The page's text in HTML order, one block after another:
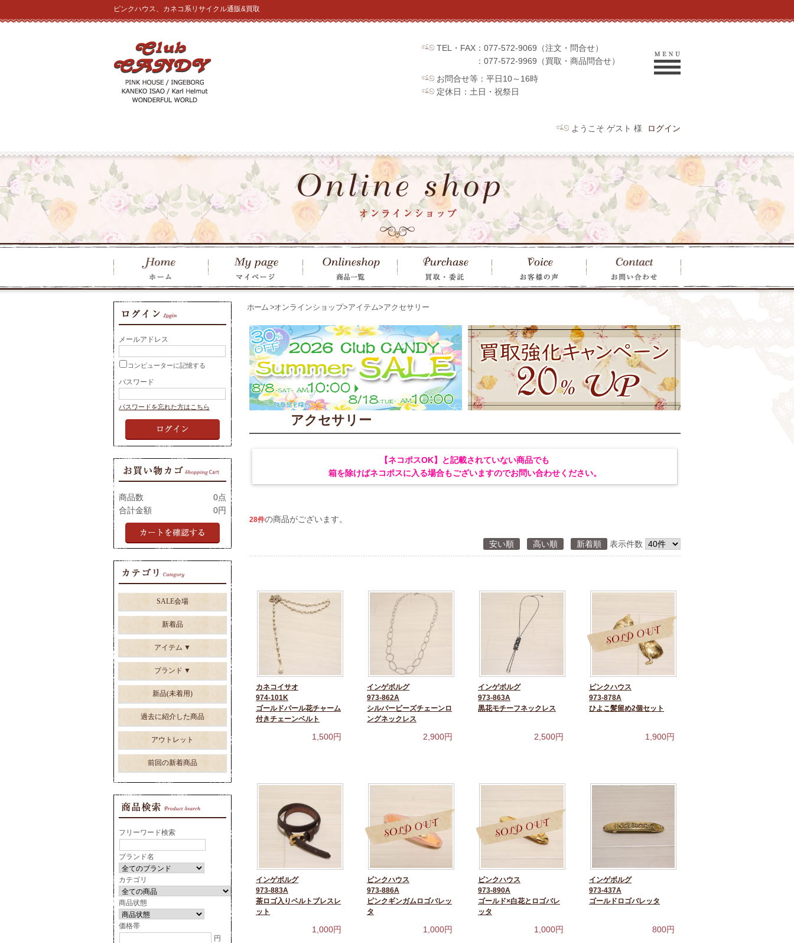
ピンクハウス、カネコ系リサイクル通販&買取
TEL・FAX：077-572-9069（注文・問合せ）
：077-572-9969（買取・商品問合せ）
お問合せ等：平日10～16時
定休日：土日・祝祭日
ようこそ ゲスト 様 ログイン
ホーム >オンラインショップ>アイテム>アクセサリー
アクセサリー
【ネコポスOK】と記載されていない商品でも
箱を除けばネコポスに入る場合もございますのでお問い合わせください。
28件の商品がございます。
安い順 高い順 新着順 表示件数
カネコイサオ
974-101K
ゴールドパール花チャーム
付きチェーンベルト
1,500円
インゲボルグ
973-862A
シルバービーズチェーンロ
ングネックレス
2,900円
インゲボルグ
973-863A
黒花モチーフネックレス
2,500円
ピンクハウス
973-878A
ひよこ髪留め2個セット
1,900円
インゲボルグ
973-883A
茶ロゴ入りベルトブレスレ
ット
1,000円
ピンクハウス
973-886A
ピンクギンガムロゴバレッ
タ
1,000円
ピンクハウス
973-890A
ゴールド×白花とロゴバレ
ッタ
1,000円
インゲボルグ
973-437A
ゴールドロゴバレッタ
800円
メールアドレス
コンピューターに記憶する
パスワード
パスワードを忘れた方はこちら
商品数
0点
合計金額
0円
SALE会場
新着品
アイテム
ブランド
新品(未着用)
過去に紹介した商品
アウトレット
前回の新着商品
フリーワード検索
ブランド名
カテゴリ
商品状態
価格帯
円